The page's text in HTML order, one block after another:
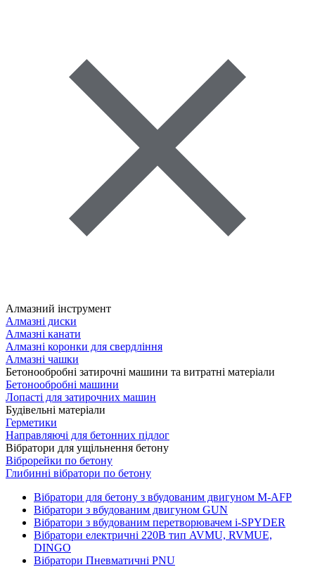
Алмазний інструмент
Алмазні диски
Алмазні канати
Алмазні коронки для свердління
Алмазні чашки
Бетонообробні затирочні машини та витратні матеріали
Бетонообробні машини
Лопасті для затирочних машин
Будівельні матеріали
Герметики
Направляючі для бетонних підлог
Вібратори для ущільнення бетону
Віброрейки по бетону
Глибинні вібратори по бетону
Вібратори для бетону з вбудованим двигуном M-AFP
Вібратори з вбудованим двигуном GUN
Вібратори з вбудованим перетворювачем i-SPYDER
Вібратори електричні 220B тип AVMU, RVMUE,
DINGO
Вібратори Пневматичні PNU